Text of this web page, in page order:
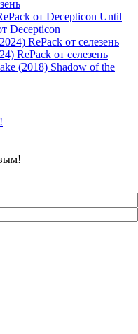
Until
Decepticon
RePack от селезень
Shadow of the